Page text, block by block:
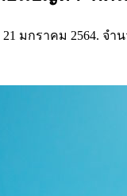
21 มกราคม 2564. จำ